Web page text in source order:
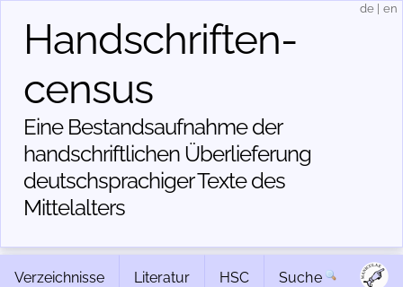
Handschriften­
census
Eine Bestandsaufnahme der
handschriftlichen Über­lieferung
deutschsprachiger Texte des
Mittelalters
de en
Verzeichnisse Literatur HSC Suche